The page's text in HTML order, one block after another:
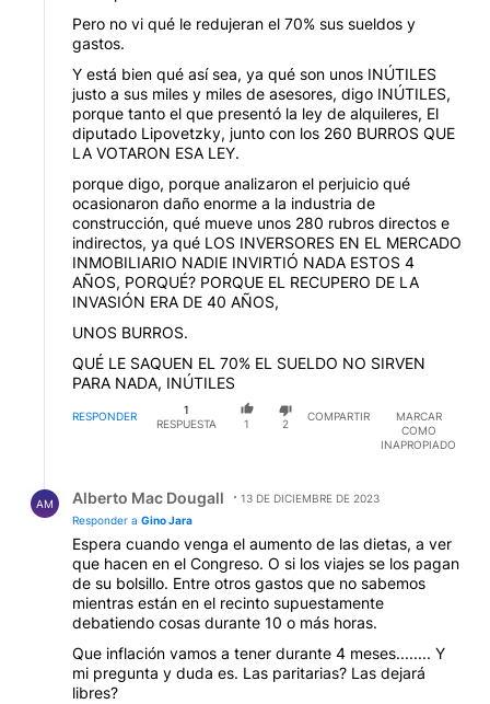
Pero no vi qué le redujeran el 70% sus sueldos y
gastos.
Y está bien qué así sea, ya qué son unos INÚTILES
justo a sus miles y miles de asesores, digo INÚTILES,
porque tanto el que presentó la ley de alquileres, El
diputado Lipovetzky, junto con los 260 BURROS QUE
LA VOTARON ESA LEY.
porque digo, porque analizaron el perjuicio qué
ocasionaron daño enorme a la industria de
construcción, qué mueve unos 280 rubros directos e
indirectos, ya qué LOS INVERSORES EN EL MERCADO
INMOBILIARIO NADIE INVIRTIÓ NADA ESTOS 4
AÑOS, PORQUÉ? PORQUE EL RECUPERO DE LA
INVASIÓN ERA DE 40 AÑOS,
UNOS BURROS.
QUÉ LE SAQUEN EL 70% EL SUELDO NO SIRVEN
PARA NADA, INÚTILES
RESPONDER
1
RESPUESTA
1 2
COMPARTIR
MARCAR
COMO
INAPROPIADO
AM Alberto Mac Dougall
13 DE DICIEMBRE DE 2023
Responder a Gino Jara
Espera cuando venga el aumento de las dietas, a ver
que hacen en el Congreso. O si los viajes se los pagan
de su bolsillo. Entre otros gastos que no sabemos
mientras están en el recinto supuestamente
debatiendo cosas durante 10 o más horas.
Que inflación vamos a tener durante 4 meses........ Y
mi pregunta y duda es. Las paritarias? Las dejará
libres?